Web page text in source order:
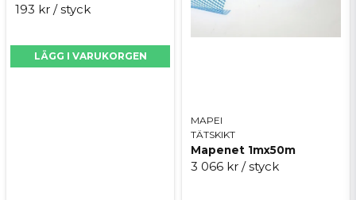
193 kr / styck
LÄGG I VARUKORGEN
MAPEI
TÄTSKIKT
Mapenet 1mx50m
3 066 kr / styck